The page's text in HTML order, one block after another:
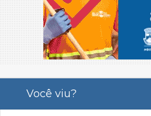
Você viu?